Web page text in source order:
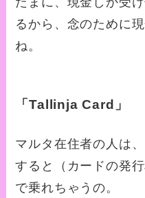
るから、念のために
ね。
「Tallinja Card」
マルタ在住者の人は
すると（カードの発
で乗れちゃうの。